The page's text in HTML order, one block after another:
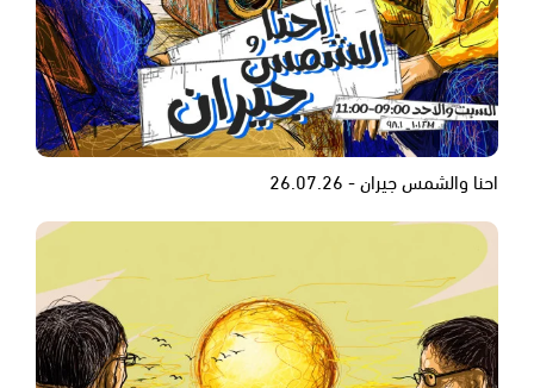
احنا والشمس جيران - 26.07.26